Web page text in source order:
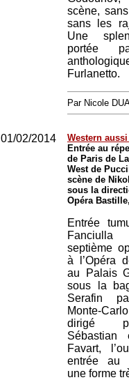
scène,
sans les
Une
portée
Furlanetto.
Par Nicole
01/02/2014
Western
Entrée au
de Paris de
West de
scène de
sous la
Opéra
Entrée
septième
à l’Opéra
au Palais
sous la
Serafin
Monte-
dirigé
Favart,
entrée au
une forme